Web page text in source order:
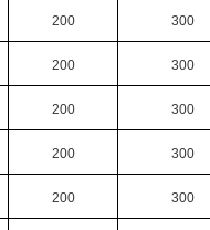
200 300
200 300
200 300
200 300
200 300